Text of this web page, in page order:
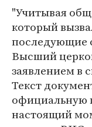
"Учитывая
который
последующие
Высший
заявлением в
Текст
официальную
настоящий